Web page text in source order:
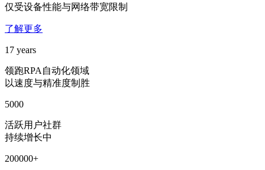
仅受设备性能与网络带宽限制
了解更多
17 years
领跑RPA自动化领域
以速度与精准度制胜
5000
活跃用户社群
持续增长中
200000+